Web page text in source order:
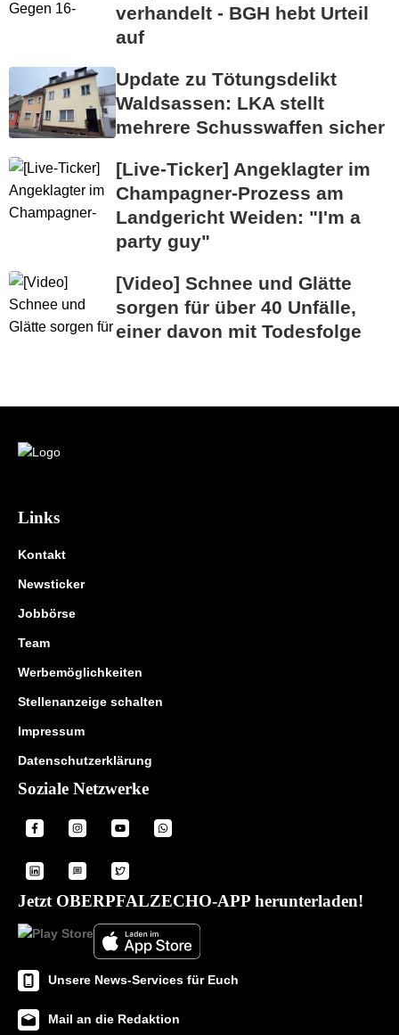
verhandelt - BGH hebt Urteil
auf
Update zu Tötungsdelikt
Waldsassen: LKA stellt
mehrere Schusswaffen sicher
[Live-Ticker] Angeklagter im
Champagner-Prozess am
Landgericht Weiden: "I'm a
party guy"
[Video] Schnee und Glätte
sorgen für über 40 Unfälle,
einer davon mit Todesfolge
Links
Kontakt
Newsticker
Jobbörse
Team
Werbemöglichkeiten
Stellenanzeige schalten
Impressum
Datenschutzerklärung
Soziale Netzwerke
Jetzt OBERPFALZECHO-APP herunterladen!
Unsere News-Services für Euch
Mail an die Redaktion